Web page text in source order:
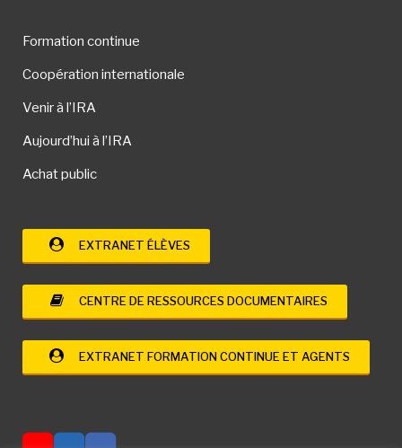
Formation continue
Coopération internationale
Venir à l’IRA
Aujourd’hui à l’IRA
Achat public
EXTRANET ÉLÈVES
CENTRE DE RESSOURCES DOCUMENTAIRES
EXTRANET FORMATION CONTINUE ET AGENTS